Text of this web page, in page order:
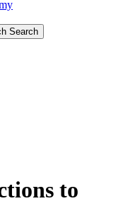
Search
to